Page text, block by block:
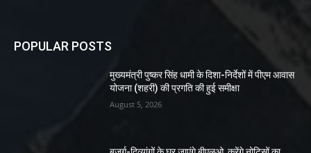
POPULAR POSTS
मुख्यमंत्री पुष्कर सिंह धामी के दिशा-निर्देशों में पीएम आवास
योजना (शहरी) की प्रगति की हुई समीक्षा
August 5, 2026